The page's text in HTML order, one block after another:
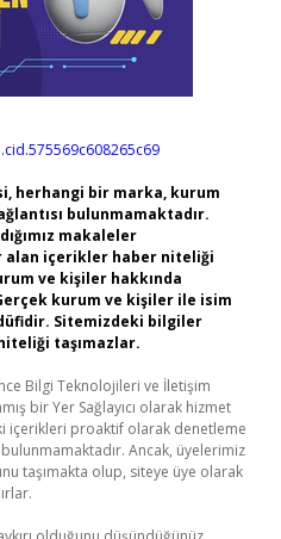
herhangi bir marka, kurum
bulunmamaktadır.
makaleler
alan içerikler haber niteliği
ve kişiler hakkında
kurum ve kişiler ile isim
Sitemizdeki bilgiler
taşımazlar.
Bilgi Teknolojileri ve İletişim
bir Yer Sağlayıcı olarak hizmet
içerikleri proaktif olarak denetleme
Ancak, üyelerimiz
taşımakta olup, siteye üye olarak